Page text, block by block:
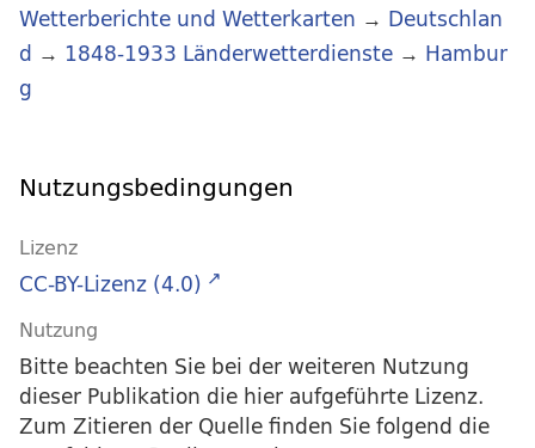
Wetterberichte und Wetterkarten → Deutschlan
d → 1848-1933 Länderwetterdienste → Hambur
g
Nutzungsbedingungen
Lizenz
CC-BY-Lizenz (4.0)
Nutzung
Bitte beachten Sie bei der weiteren Nutzung
dieser Publikation die hier aufgeführte Lizenz.
Zum Zitieren der Quelle finden Sie folgend die